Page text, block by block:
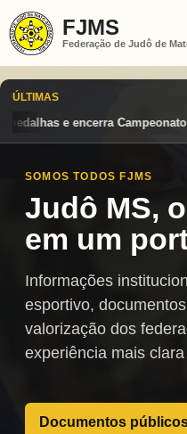
FJMS
ÚLTIMAS
Cadete 2026 entre os
SOMOS TODOS FJMS
Judô MS,
em um
Informações
esportivo,
valorização dos
experiência mais
Documentos